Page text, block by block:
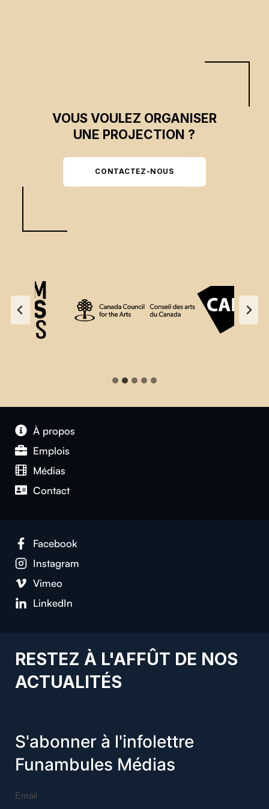
VOUS VOULEZ ORGANISER
UNE PROJECTION ?
CONTACTEZ-NOUS
À propos
Emplois
Médias
Contact
Facebook
Instagram
Vimeo
LinkedIn
RESTEZ À L'AFFÛT DE NOS
ACTUALITÉS
S'abonner à l'infolettre
Funambules Médias
Email